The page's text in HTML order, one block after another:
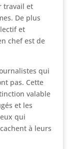
travail et
De plus
et
chef est de
qui
pas. Cette
valable
et les
qui
à leurs